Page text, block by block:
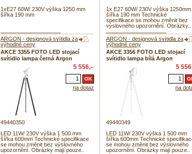
1xE27 60W/ 230V výška 1250 mm
šířka 190 mm
1x E27 60W/ 230V výška 1250mm
šířka 190 mm Technické
specifikace se mohou změnit bez
výslovného upozornění. Obrázky..
ARGON - designová svítidla za
výhodné ceny
AKCE 3355 FOTO LED stojací
svítidlo lampa černá Argon
5 556,–
na dotaz
49440350
LED 11W/ 230V výška 1 500 mm
šířka 600mm Technické specifikace
se mohou změnit bez výslovného
upozornění. Obrázky mají pouze..
ARGON - designová svítidla za
výhodné ceny
AKCE 3356 FOTO LED stojací
svítidlo lampa bílá Argon
5
na
49440349
LED 11W/ 230V výška 1 500 mm
šířka 600mm Technické
se mohou změnit bez výslovného
upozornění. Obrázky mají pouze..